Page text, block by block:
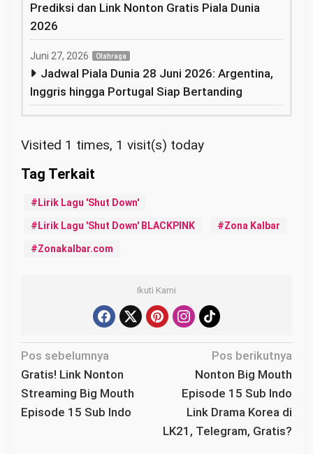
Prediksi dan Link Nonton Gratis Piala Dunia
2026
Juni 27, 2026 Olahraga
Jadwal Piala Dunia 28 Juni 2026: Argentina,
Inggris hingga Portugal Siap Bertanding
Visited 1 times, 1 visit(s) today
Lirik Lagu 'Shut Down'
Lirik Lagu 'Shut Down' BLACKPINK Zona Kalbar
Zonakalbar.com
Ikuti Kami
N
a
v
i
Pos sebelumnya
Gratis! Link Nonton
Streaming Big Mouth
Episode 15 Sub Indo
Pos berikutnya
Nonton Big Mouth
Episode 15 Sub Indo
Link Drama Korea di
LK21, Telegram, Gratis?